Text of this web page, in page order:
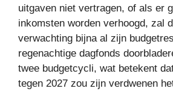
uitgaven niet vertragen, of als er
inkomsten worden verhoogd, zal
verwachting bijna al zijn
regenachtige dagfonds
twee budgetcycli, wat betekent
tegen 2027 zou zijn verdwenen